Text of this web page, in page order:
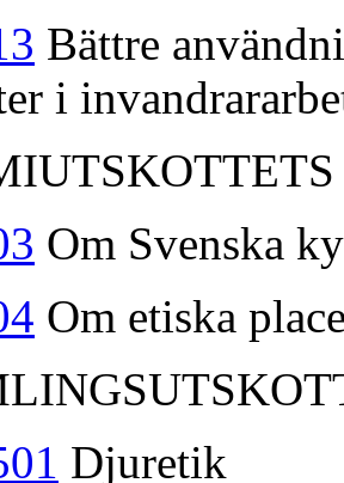
Bättre
i
Om Svenska
Om etiska
Djuretik